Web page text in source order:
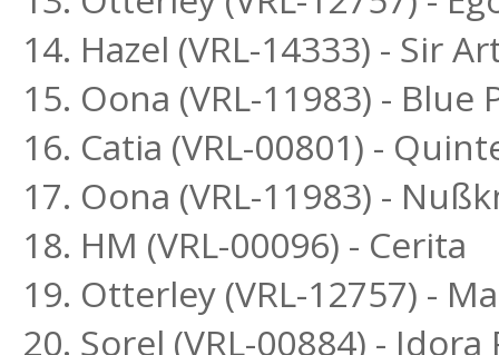
14. Hazel (VRL-14333) - Sir
15. Oona (VRL-11983) -
16. Catia (VRL-00801) -
17. Oona (VRL-11983) -
18. HM (VRL-00096) - Cerita
19. Otterley (VRL-12757) -
20. Sorel (VRL-00884) - Idora